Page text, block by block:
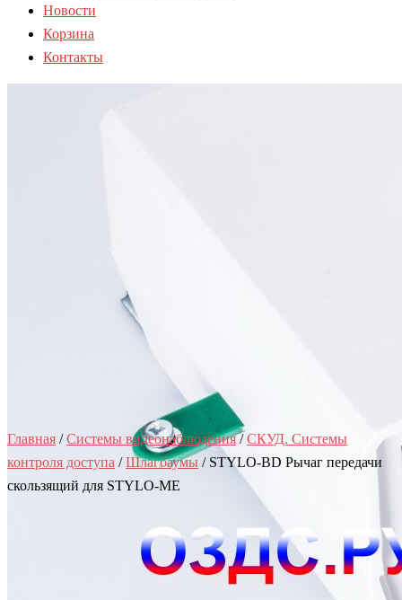
Новости
Корзина
Контакты
Главная /Системы видеонаблюдения/СКУД. Системы
контроля доступа /Шлагбаумы / STYLO-BD Рычаг передачи
скользящий для STYLO-ME